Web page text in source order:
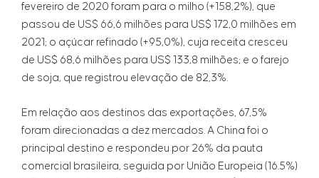
fevereiro de 2020 foram para o milho (+158,2%), que
passou de US$ 66,6 milhões para US$ 172,0 milhões em
2021; o açúcar refinado (+95,0%), cuja receita cresceu
de US$ 68,6 milhões para US$ 133,8 milhões; e o farejo
de soja, que registrou elevação de 82,3%.
Em relação aos destinos das exportações, 67,5%
foram direcionadas a dez mercados. A China foi o
principal destino e respondeu por 26% da pauta
comercial brasileira, seguida por União Europeia (16.5%)